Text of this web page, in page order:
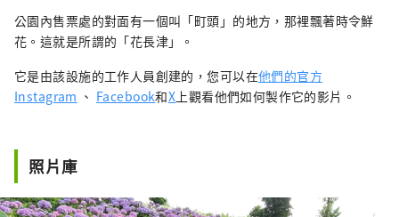
公園內售票處的對面有一個叫「町頭」的地方，那裡飄著時令鮮
花。這就是所謂的「花長津」。
它是由該設施的工作人員創建的，您可以在他們的官方
Instagram 、 Facebook和X 上觀看他們如何製作它的影片。
照片庫